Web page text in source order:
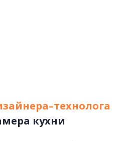
кухни